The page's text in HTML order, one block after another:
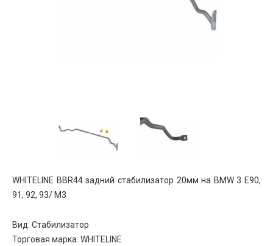
WHITELINE BBR44 задний стабилизатор 20мм на BMW 3 E90,
91, 92, 93/ M3
Вид: Стабилизатор
Торговая марка: WHITELINE